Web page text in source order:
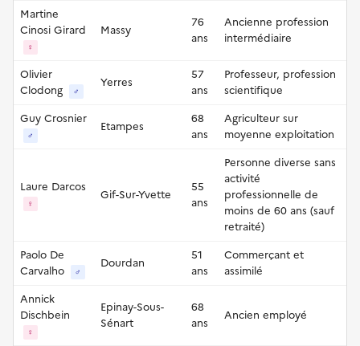
Martine
Cinosi Girard
♀
Massy
76
ans
Ancienne profession
intermédiaire
Olivier
Clodong
♂
Yerres
57
ans
Professeur, profession
scientifique
Guy Crosnier
♂
Etampes
68
ans
Agriculteur sur
moyenne exploitation
Laure Darcos
♀
Gif-Sur-Yvette
55
ans
Personne diverse sans
activité
professionnelle de
moins de 60 ans (sauf
retraité)
Paolo De
Carvalho
♂
Dourdan
51
ans
Commerçant et
assimilé
Annick
Dischbein
♀
Epinay-Sous-
Sénart
68
ans
Ancien employé